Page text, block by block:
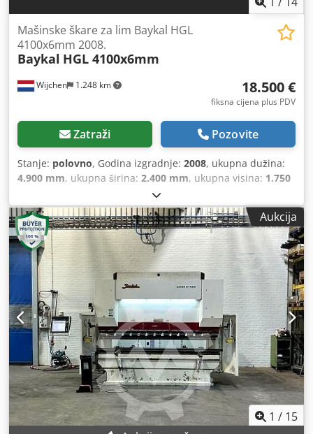
Wijchen 1.248 km
Mašinske škare za lim Baykal HGL
4100x6mm 2008.
Baykal HGL 4100x6mm
18.500 €
fiksna cijena plus PDV
Zatraži Pozovite
Stanje: polovno, Godina izgradnje: 2008, ukupna dužina:
4.900 mm, ukupna širina: 2.400 mm, ukupna visina: 1.750
Aukcija
1 / 15